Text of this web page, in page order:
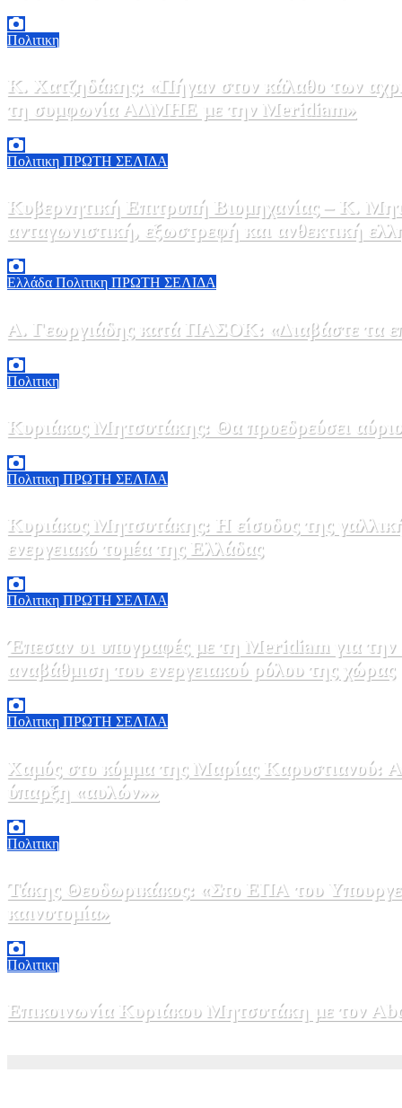
Πολιτικη
Κ. Χατζηδάκης: «Πήγαν στον κάλαθο των
τη συμφωνία ΑΔΜΗΕ με την Meridiam»
Πολιτικη ΠΡΩΤΗ ΣΕΛΙΔΑ
Κυβερνητική Επιτροπή Βιομηχανίας – Κ.
ανταγωνιστική, εξωστρεφή και ανθεκτική
Ελλάδα Πολιτικη ΠΡΩΤΗ ΣΕΛΙΔΑ
Α. Γεωργιάδης κατά ΠΑΣΟΚ: «Διαβάστε τα
Πολιτικη
Κυριάκος Μητσοτάκης: Θα προεδρεύσει
Πολιτικη ΠΡΩΤΗ ΣΕΛΙΔΑ
Κυριάκος Μητσοτάκης: Η είσοδος της
ενεργειακό τομέα της Ελλάδας
Πολιτικη ΠΡΩΤΗ ΣΕΛΙΔΑ
Έπεσαν οι υπογραφές με τη Meridiam για
αναβάθμιση του ενεργειακού ρόλου της χώρας
Πολιτικη ΠΡΩΤΗ ΣΕΛΙΔΑ
Χαμός στο κόμμα της Μαρίας Καρυστιανού:
ύπαρξη «αυλών»»
Πολιτικη
Τάκης Θεοδωρικάκος: «Στο ΕΠΑ του
καινοτομία»
Πολιτικη
Επικοινωνία Κυριάκου Μητσοτάκη με τον